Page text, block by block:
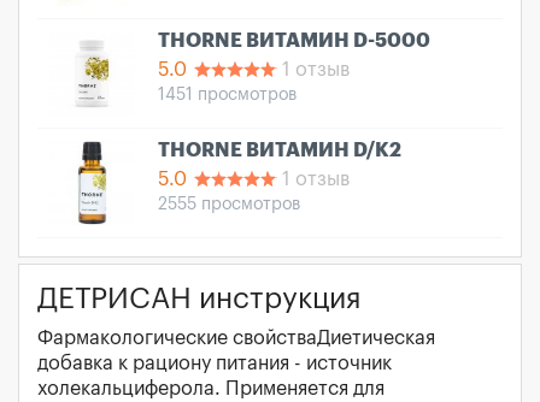
THORNE ВИТАМИН D-5000
5.0
1 отзыв
1451 просмотров
THORNE ВИТАМИН D/K2
5.0
1 отзыв
2555 просмотров
ДЕТРИСАН инструкция
Фармакологические свойстваДиетическая
добавка к рациону питания - источник
холекальциферола. Применяется для